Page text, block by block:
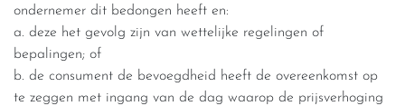
ondernemer dit bedongen heeft en:
a. deze het gevolg zijn van wettelijke regelingen of
bepalingen; of
b. de consument de bevoegdheid heeft de overeenkomst op
te zeggen met ingang van de dag waarop de prijsverhoging